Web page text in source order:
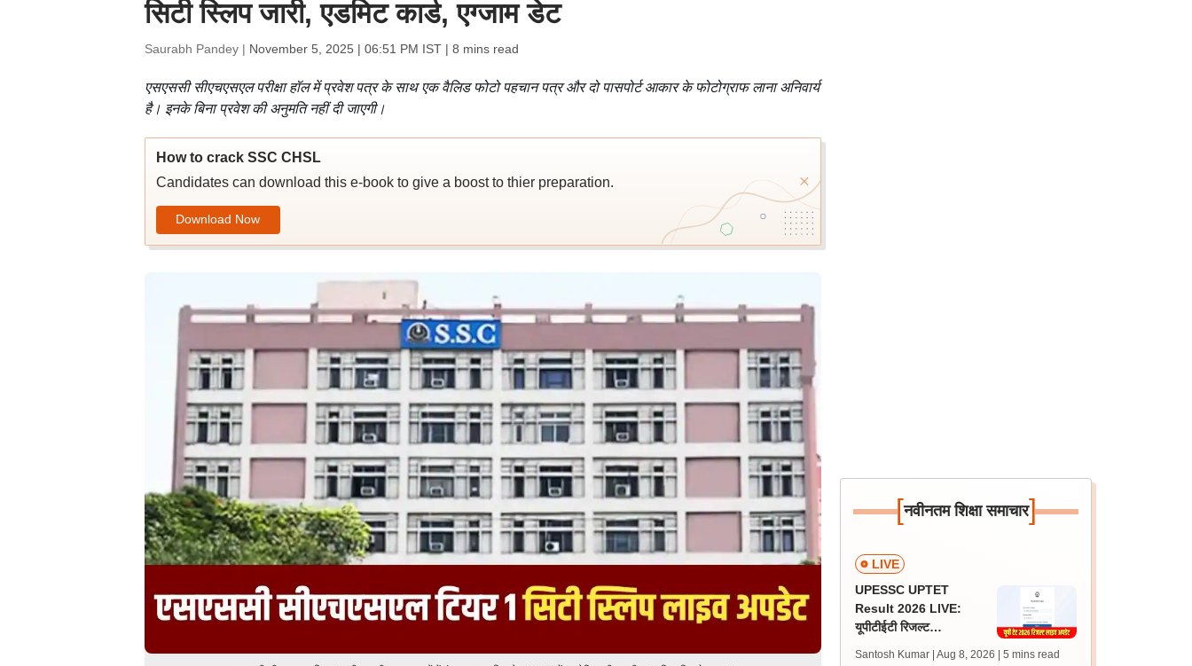
सिटी स्लिप जारी, एडमिट कार्ड, एग्जाम डेट
Saurabh Pandey | November 5, 2025 | 06:51 PM IST| 8 mins read
एसएससी सीएचएसएल परीक्षा हॉल में प्रवेश पत्र के साथ एक वैलिड फोटो पहचान पत्र और दो पासपोर्ट आकार के फोटोग्राफ लाना अनिवार्य
है। इनके बिना प्रवेश की अनुमति नहीं दी जाएगी।
How to crack SSC CHSL
Candidates can download this e-book to give a boost to thier preparation.
Download Now
[नवीनतम शिक्षा समाचार]
LIVE
UPESSC UPTET
Result 2026 LIVE:
यूपीटीईटी रिजल्ट
Santosh Kumar | Aug 8, 2026 | 5 mins read